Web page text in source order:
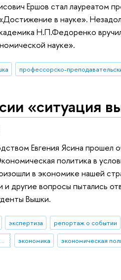
Ершов стал лауреатом
в науке».
Н.П.Федоренко
науке».
«ситуация
Евгения Ясина прошел
политика в
в экономике нашей
другие вопросы пытались
Вышки.
экспертиза
репортаж о событии
Цикл семинаров "Экономическая политика в условиях переходного периода" под руководством Евгения Ясина
экономика экономическая